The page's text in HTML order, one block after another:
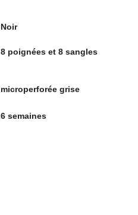
Noir
8 poignées et 8 sangles
microperforée grise
6 semaines